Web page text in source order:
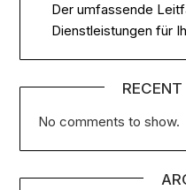
Der umfassende
Dienstleistungen für
No comments to show.